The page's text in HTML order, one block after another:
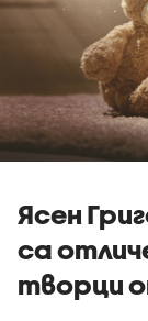
Ясен
са
творци